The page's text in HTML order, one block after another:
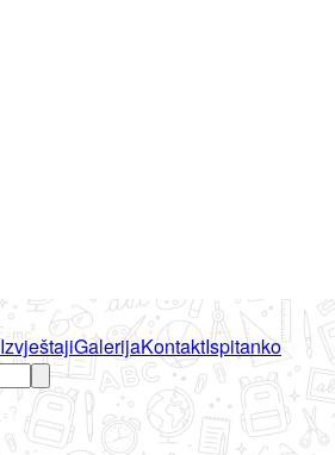
IzvještajiGalerijaKontaktIspitanko